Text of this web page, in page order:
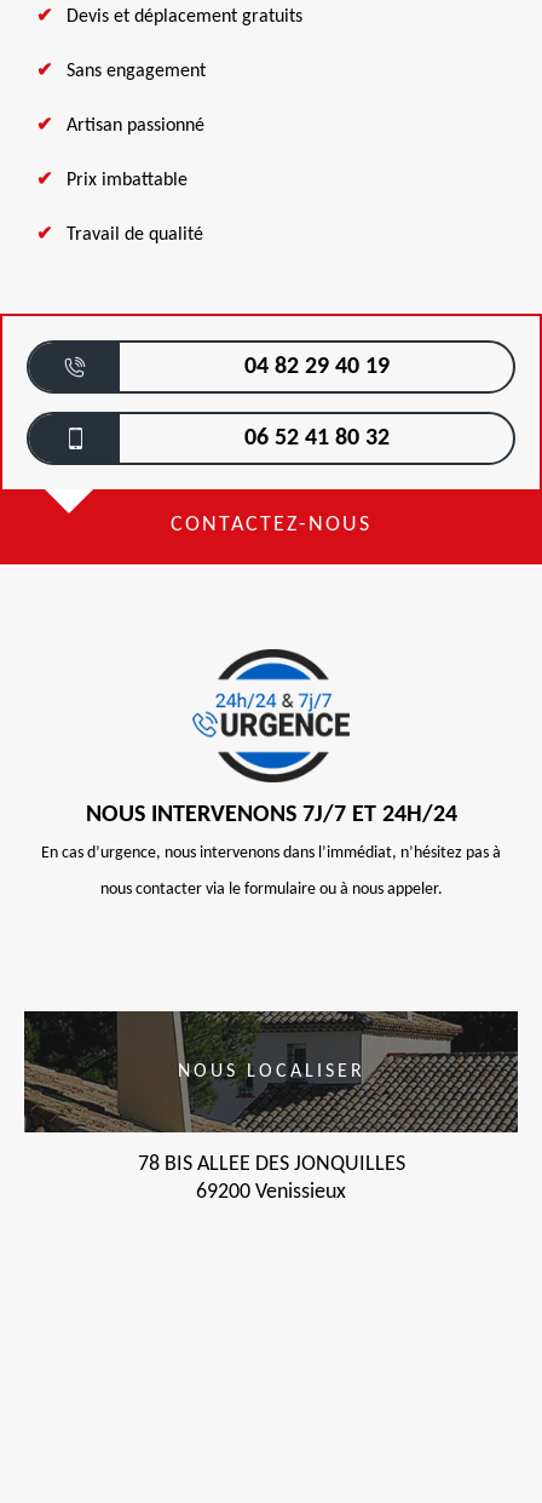
Devis et déplacement gratuits
Sans engagement
Artisan passionné
Prix imbattable
Travail de qualité
04 82 29 40 19
06 52 41 80 32
CONTACTEZ-NOUS
NOUS INTERVENONS 7J/7 ET 24H/24
En cas d’urgence, nous intervenons dans l’immédiat, n’hésitez pas à
nous contacter via le formulaire ou à nous appeler.
NOUS LOCALISER
78 BIS ALLEE DES JONQUILLES
69200 Venissieux